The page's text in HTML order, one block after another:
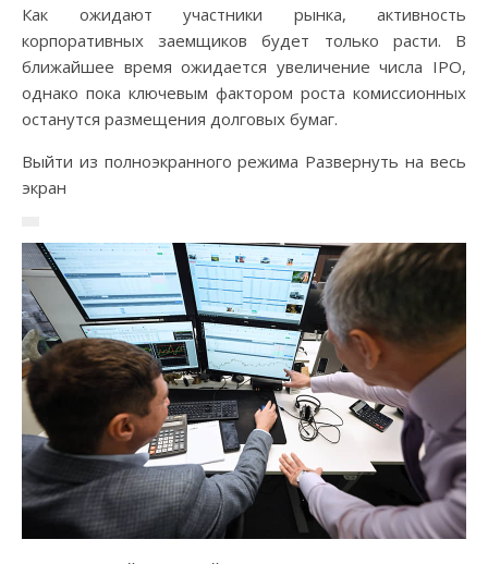
Как ожидают участники рынка, активность
корпоративных заемщиков будет только расти. В
ближайшее время ожидается увеличение числа IPO,
однако пока ключевым фактором роста комиссионных
останутся размещения долговых бумаг.
Выйти из полноэкранного режима Развернуть на весь
экран